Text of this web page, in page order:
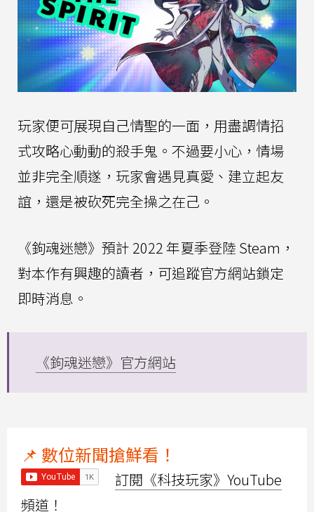
玩家便可展現自己情聖的一面，用盡調情招
式攻略心動動的殺手鬼。不過要小心，情場
並非完全順遂，玩家會遇見真愛、建立起友
誼，還是被砍死完全操之在己。
《鉤魂迷戀》預計 2022 年夏季登陸 Steam，
對本作有興趣的讀者，可追蹤官方網站鎖定
即時消息。
《鉤魂迷戀》官方網站
📌 數位新聞搶鮮看！
訂閱《科技玩家》YouTube
頻道！